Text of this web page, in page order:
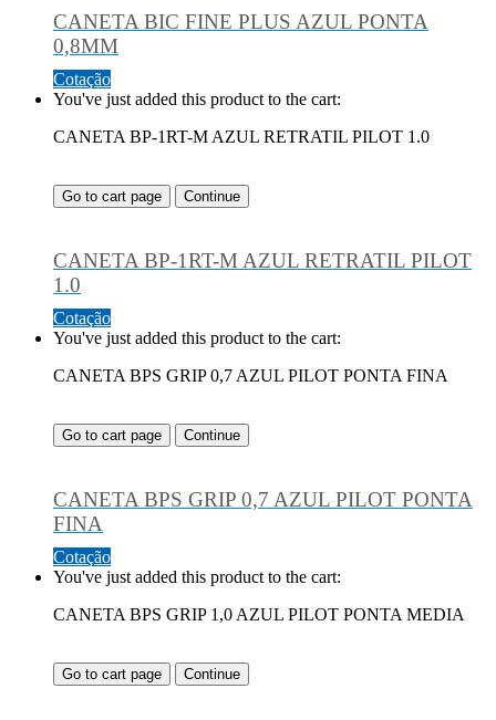
CANETA BIC FINE PLUS AZUL PONTA
0,8MM
Cotação
You've just added this product to the cart:
CANETA BP-1RT-M AZUL RETRATIL PILOT 1.0
Go to cart page Continue
CANETA BP-1RT-M AZUL RETRATIL PILOT
1.0
Cotação
You've just added this product to the cart:
CANETA BPS GRIP 0,7 AZUL PILOT PONTA FINA
Go to cart page Continue
CANETA BPS GRIP 0,7 AZUL PILOT PONTA
FINA
Cotação
You've just added this product to the cart:
CANETA BPS GRIP 1,0 AZUL PILOT PONTA MEDIA
Go to cart page Continue